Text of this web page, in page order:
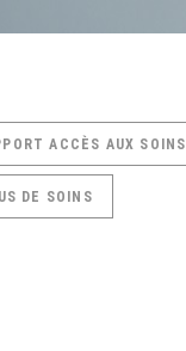
ACCÈS AUX SOINS
DE SOINS